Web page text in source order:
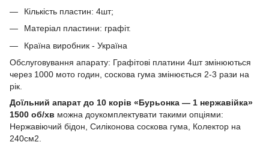
Кількість пластин: 4шт;
Матеріал пластини: графіт.
Країна виробник - Україна
Обслуговування апарату: Графітові платини 4шт змінюються
через 1000 мото годин, соскова гума змінюється 2-3 рази на
рік.
Доїльний апарат до 10 корів «Бурьонка — 1 нержавійка»
1500 об/хв можна доукомплектувати такими опціями:
Нержавіючий бідон, Силіконова соскова гума, Колектор на
240см2.